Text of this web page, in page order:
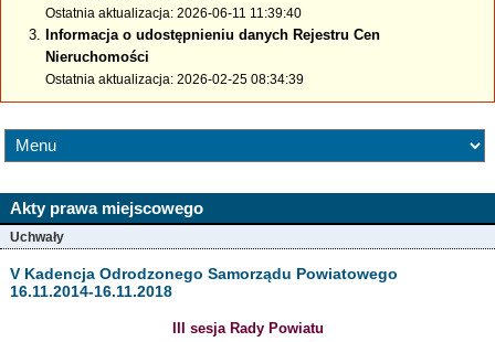
Ostatnia aktualizacja: 2026-06-11 11:39:40
Informacja o udostępnieniu danych Rejestru Cen
Nieruchomości
Ostatnia aktualizacja: 2026-02-25 08:34:39
Akty prawa miejscowego
Uchwały
V Kadencja Odrodzonego Samorządu Powiatowego
16.11.2014-16.11.2018
III sesja Rady Powiatu